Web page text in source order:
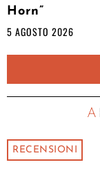
Horn”
5 AGOSTO 2026
RECENSIONI